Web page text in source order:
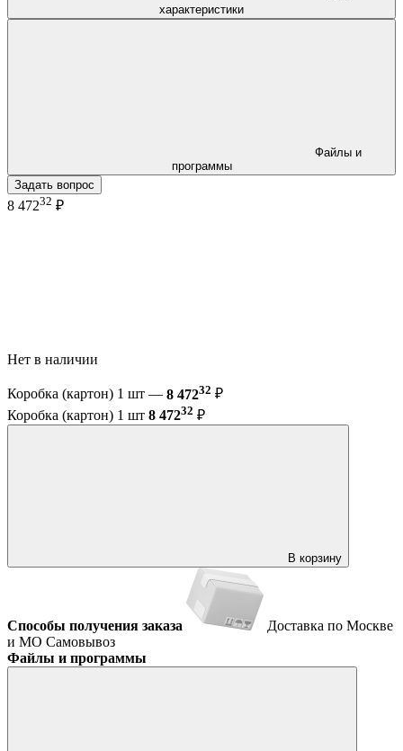
характеристики
программы
Задать вопрос
8 47232 ₽
Нет в наличии
Коробка (картон) 1 шт — 8 47232 ₽
Коробка (картон) 1 шт 8 47232 ₽
В корзину
Способы получения заказа
Доставка по Москве
и МО Самовывоз
Файлы и программы